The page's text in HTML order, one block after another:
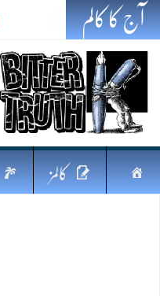
آج کا کالم
صفحہ کالمز